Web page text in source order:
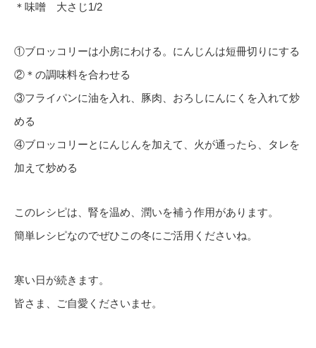
＊味噌 大さじ1/2
①ブロッコリーは小房にわける。にんじんは短冊切りにする
②＊の調味料を合わせる
③フライパンに油を入れ、豚肉、おろしにんにくを入れて炒
める
④ブロッコリーとにんじんを加えて、火が通ったら、タレを
加えて炒める
このレシピは、腎を温め、潤いを補う作用があります。
簡単レシピなのでぜひこの冬にご活用くださいね。
寒い日が続きます。
皆さま、ご自愛くださいませ。